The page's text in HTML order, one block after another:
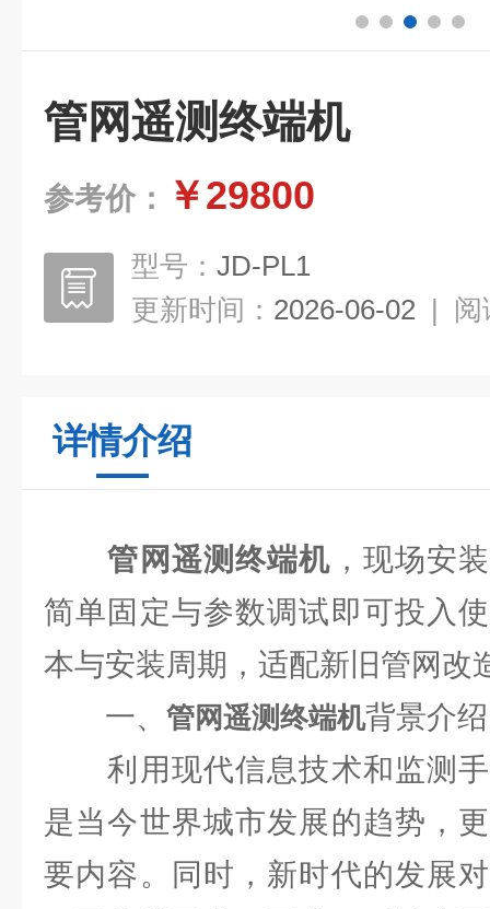
管网遥测终端机
参考价： ￥29800
型号： JD-PL1
更新时间： 2026-06-02 | 阅
详情介绍
管网遥测终端机 ，现场安
简单固定与参数调试即可投入
本与安装周期，适配新旧管网改
一、 管网遥测终端机背景介绍
利用现代信息技术和监测手
是当今世界城市发展的趋势，
要内容。同时，新时代的发展